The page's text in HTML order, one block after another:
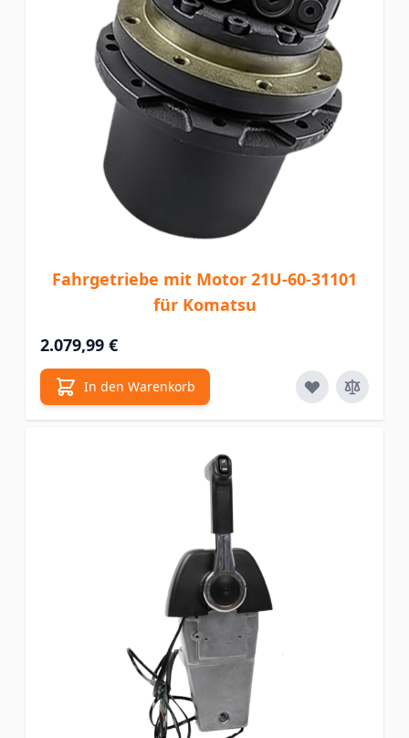
Fahrgetriebe mit Motor 21U-60-31101
für Komatsu
2.079,99 €
In den Warenkorb